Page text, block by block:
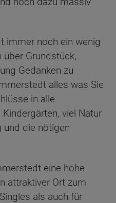
immer noch ein wenig
Grundstück,
Gedanken zu
alles was Sie
in alle
viel Natur
und die nötigen
eine hohe
attraktiver Ort zum
als auch für